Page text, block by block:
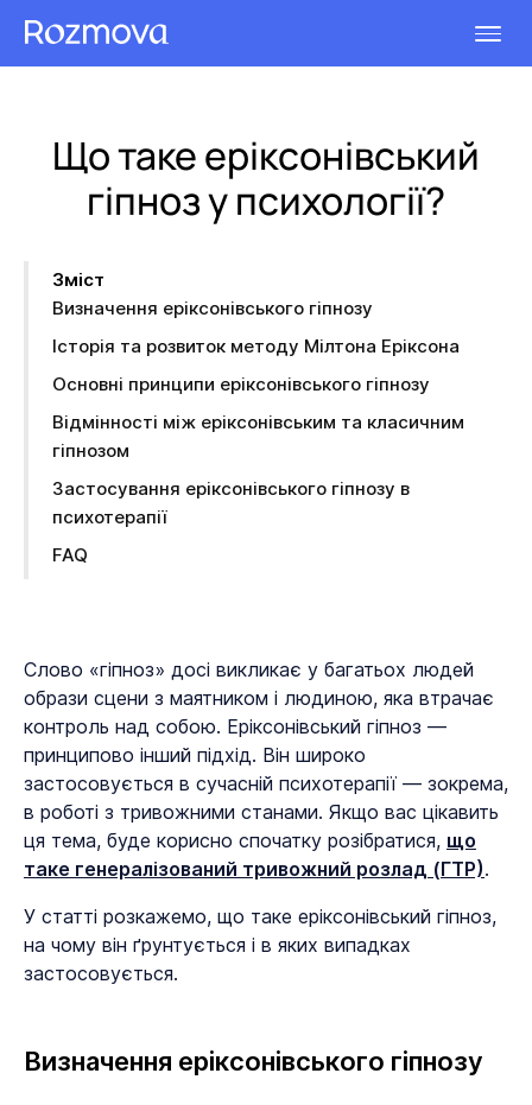
Що таке еріксонівський
гіпноз у психології?
Зміст
Визначення еріксонівського гіпнозу
Історія та розвиток методу Мілтона Еріксона
Основні принципи еріксонівського гіпнозу
Відмінності між еріксонівським та класичним
гіпнозом
Застосування еріксонівського гіпнозу в
психотерапії
FAQ
Слово «гіпноз» досі викликає у багатьох людей
образи сцени з маятником і людиною, яка втрачає
контроль над собою. Еріксонівський гіпноз —
принципово інший підхід. Він широко
застосовується в сучасній психотерапії — зокрема,
в роботі з тривожними станами. Якщо вас цікавить
ця тема, буде корисно спочатку розібратися, що
таке генералізований тривожний розлад (ГТР).
У статті розкажемо, що таке еріксонівський гіпноз,
на чому він ґрунтується і в яких випадках
застосовується.
Визначення еріксонівського гіпнозу